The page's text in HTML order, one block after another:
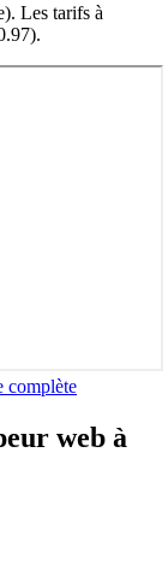
). Les tarifs à
complète
web à